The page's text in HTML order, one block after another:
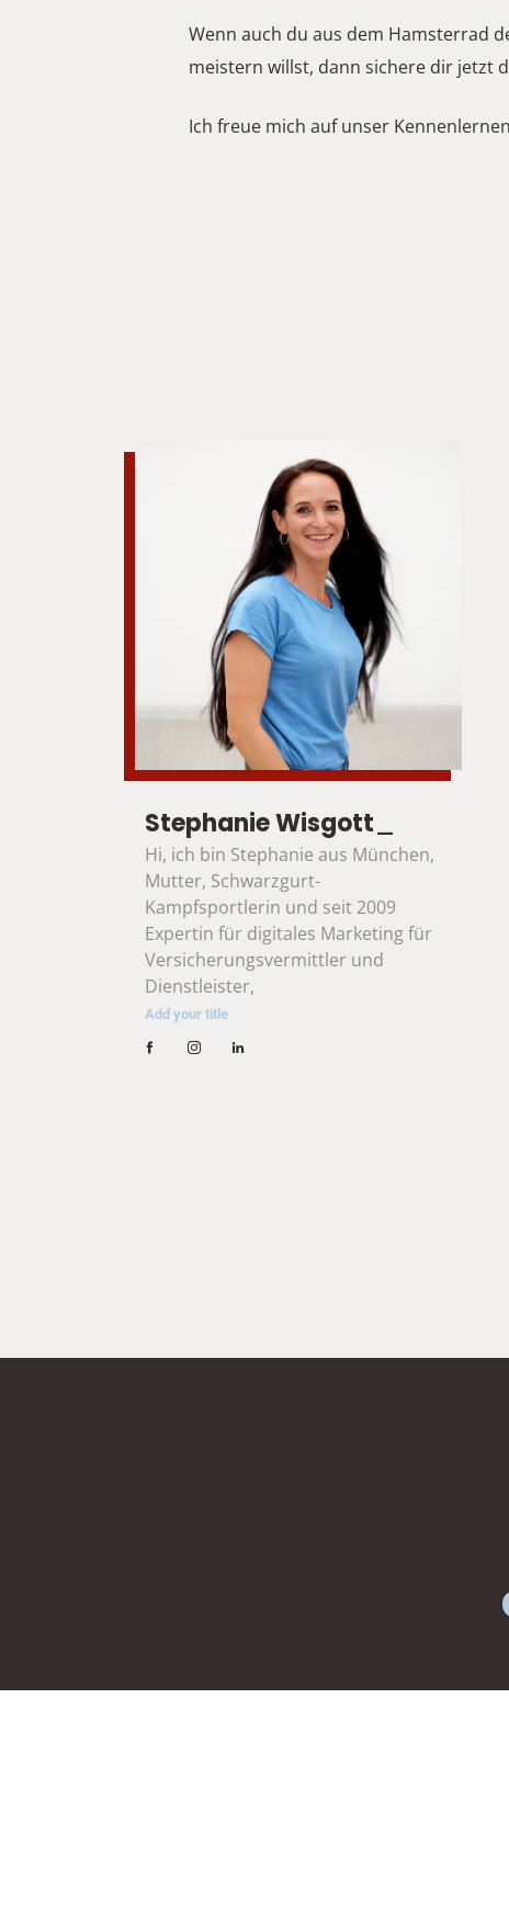
Wenn auch du aus dem Hamsterrad
meistern willst, dann sichere dir jetzt
Ich freue mich auf unser
Stephanie Wisgott_
Hi, ich bin Stephanie aus München,
Mutter, Schwarzgurt-
Kampfsportlerin und seit 2009
Expertin für digitales Marketing für
Versicherungsvermittler und
Dienstleister,
Add your title